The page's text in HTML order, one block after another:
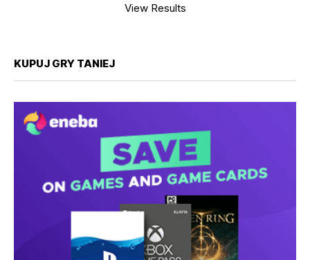
View Results
KUPUJ GRY TANIEJ